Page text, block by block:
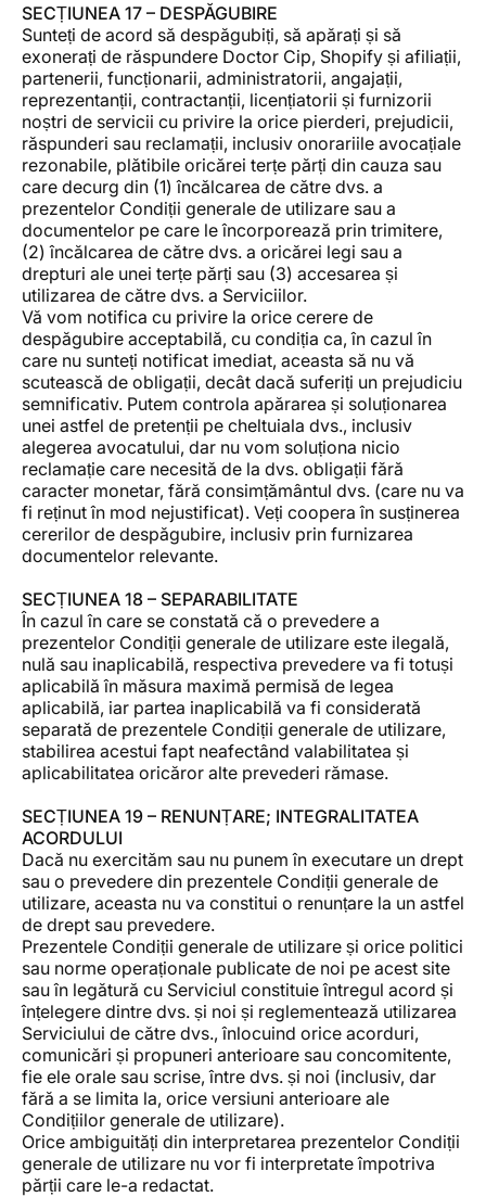
SECȚIUNEA 17 – DESPĂGUBIRE
Sunteți de acord să despăgubiți, să apărați și să
exonerați de răspundere Doctor Cip, Shopify și afiliații,
partenerii, funcționarii, administratorii, angajații,
reprezentanții, contractanții, licențiatorii și furnizorii
noștri de servicii cu privire la orice pierderi, prejudicii,
răspunderi sau reclamații, inclusiv onorariile avocațiale
rezonabile, plătibile oricărei terțe părți din cauza sau
care decurg din (1) încălcarea de către dvs. a
prezentelor Condiții generale de utilizare sau a
documentelor pe care le încorporează prin trimitere,
(2) încălcarea de către dvs. a oricărei legi sau a
drepturi ale unei terțe părți sau (3) accesarea și
utilizarea de către dvs. a Serviciilor.
Vă vom notifica cu privire la orice cerere de
despăgubire acceptabilă, cu condiția ca, în cazul în
care nu sunteți notificat imediat, aceasta să nu vă
scutească de obligații, decât dacă suferiți un prejudiciu
semnificativ. Putem controla apărarea și soluționarea
unei astfel de pretenții pe cheltuiala dvs., inclusiv
alegerea avocatului, dar nu vom soluționa nicio
reclamație care necesită de la dvs. obligații fără
caracter monetar, fără consimțământul dvs. (care nu va
fi reținut în mod nejustificat). Veți coopera în susținerea
cererilor de despăgubire, inclusiv prin furnizarea
documentelor relevante.
SECȚIUNEA 18 – SEPARABILITATE
În cazul în care se constată că o prevedere a
prezentelor Condiții generale de utilizare este ilegală,
nulă sau inaplicabilă, respectiva prevedere va fi totuși
aplicabilă în măsura maximă permisă de legea
aplicabilă, iar partea inaplicabilă va fi considerată
separată de prezentele Condiții generale de utilizare,
stabilirea acestui fapt neafectând valabilitatea și
aplicabilitatea oricăror alte prevederi rămase.
SECȚIUNEA 19 – RENUNȚARE; INTEGRALITATEA
ACORDULUI
Dacă nu exercităm sau nu punem în executare un drept
sau o prevedere din prezentele Condiții generale de
utilizare, aceasta nu va constitui o renunțare la un astfel
de drept sau prevedere.
Prezentele Condiții generale de utilizare și orice politici
sau norme operaționale publicate de noi pe acest site
sau în legătură cu Serviciul constituie întregul acord și
înțelegere dintre dvs. și noi și reglementează utilizarea
Serviciului de către dvs., înlocuind orice acorduri,
comunicări și propuneri anterioare sau concomitente,
fie ele orale sau scrise, între dvs. și noi (inclusiv, dar
fără a se limita la, orice versiuni anterioare ale
Condițiilor generale de utilizare).
Orice ambiguități din interpretarea prezentelor Condiții
generale de utilizare nu vor fi interpretate împotriva
părții care le-a redactat.